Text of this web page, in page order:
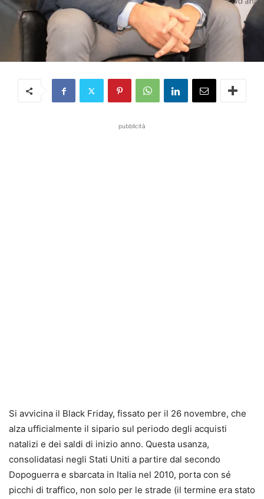
pubblicità
Si avvicina il Black Friday, fissato per il 26 novembre, che
alza ufficialmente il sipario sul periodo degli acquisti
natalizi e dei saldi di inizio anno. Questa usanza,
consolidatasi negli Stati Uniti a partire dal secondo
Dopoguerra e sbarcata in Italia nel 2010, porta con sé
picchi di traffico, non solo per le strade (il termine era stato